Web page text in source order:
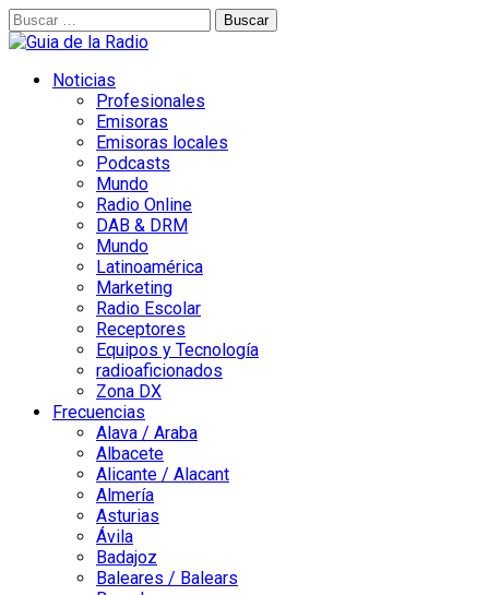
Buscar:
Noticias
Profesionales
Emisoras
Emisoras locales
Podcasts
Mundo
Radio Online
DAB & DRM
Mundo
Latinoamérica
Marketing
Radio Escolar
Receptores
Equipos y Tecnología
radioaficionados
Zona DX
Frecuencias
Alava / Araba
Albacete
Alicante / Alacant
Almería
Asturias
Ávila
Badajoz
Baleares / Balears